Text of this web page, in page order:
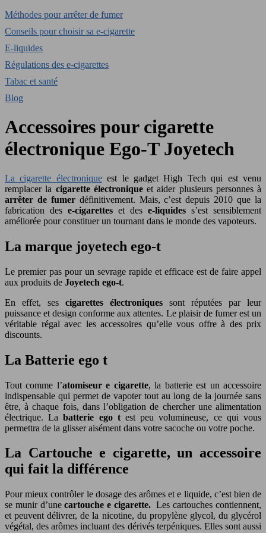
Méthodes pour arrêter de fumer
Conseils pour choisir sa e-cigarette
E-liquides
Régulations des e-cigarettes
Tabac et santé
Blog
Accessoires pour cigarette
électronique Ego-T Joyetech
La cigarette électroniqueest le gadget High Tech qui est venu
remplacer la cigarette électroniqueet aider plusieurs personnes à
arrêter de fumerdéfinitivement. Mais, c’est depuis 2010 que la
fabrication des e-cigarettes et des e-liquides s’est sensiblement
améliorée pour constituer un tournant dans le monde des vapoteurs.
La marque joyetech ego-t
Le premier pas pour un sevrage rapide et efficace est de faire appel
aux produits de Joyetech ego-t.
En effet, ses cigarettes électroniques sont réputées par leur
puissance et design conforme aux attentes. Le plaisir de fumer est un
véritable régal avec les accessoires qu’elle vous offre à des prix
discounts.
La Batterie ego t
Tout comme l’atomiseur e cigarette, la batterie est un accessoire
indispensable qui permet de vapoter tout au long de la journée sans
être, à chaque fois, dans l’obligation de chercher une alimentation
électrique. Labatterie ego test peu volumineuse, ce qui vous
permettra de la glisser aisément dans votre sacoche ou votre poche.
La Cartouche e cigarette, un accessoire
qui fait la différence
Pour mieux contrôler le dosage des arômes et e liquide, c’est bien de
se munir d’unecartouche e cigarette.Les cartouches contiennent,
et peuvent délivrer, de la nicotine, du propylène glycol, du glycérol
végétal, des arômes incluant des dérivés terpéniques. Elles sont aussi